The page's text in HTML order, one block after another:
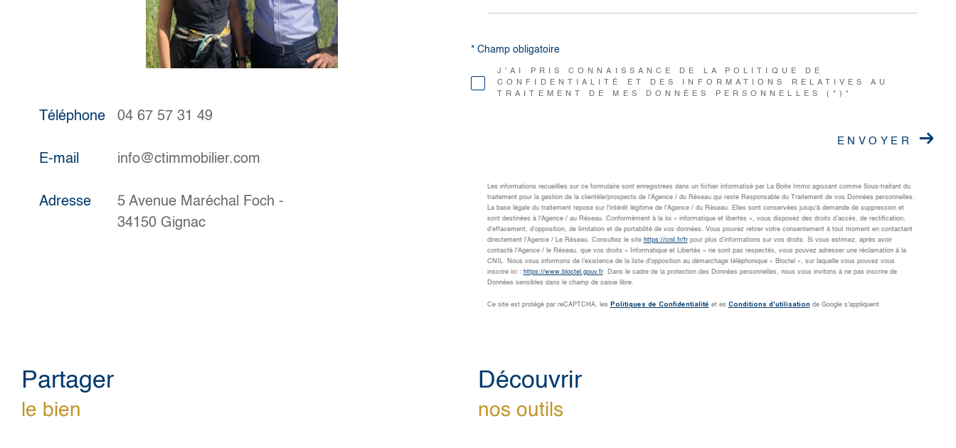
Téléphone 04 67 57 31 49
E-mail info@ctimmobilier.com
Adresse
5 Avenue Maréchal Foch -
34150 Gignac
J'AI PRIS CONNAISSANCE DE LA POLITIQUE DE
CONFIDENTIALITÉ ET DES INFORMATIONS RELATIVES AU
TRAITEMENT DE MES DONNÉES PERSONNELLES (*)*
* Champ obligatoire
ENVOYER
Les informations recueillies sur ce formulaire sont enregistrées dans un fichier informatisé par La Boite Immo agissant comme Sous-traitant du
traitement pour la gestion de la clientèle/prospects de l'Agence / du Réseau qui reste Responsable du Traitement de vos Données personnelles.
La base légale du traitement repose sur l'intérêt légitime de l'Agence / du Réseau. Elles sont conservées jusqu'à demande de suppression et
sont destinées à l'Agence / au Réseau. Conformément à la loi « informatique et libertés », vous disposez des droits d’accès, de rectification,
d’effacement, d’opposition, de limitation et de portabilité de vos données. Vous pouvez retirer votre consentement à tout moment en contactant
directement l’Agence / Le Réseau. Consultez le site https://cnil.fr/frpour plus d’informations sur vos droits. Si vous estimez, après avoir
contacté l'Agence / le Réseau, que vos droits « Informatique et Libertés » ne sont pas respectés, vous pouvez adresser une réclamation à la
CNIL. Nous vous informons de l’existence de la liste d'opposition au démarchage téléphonique « Bloctel », sur laquelle vous pouvez vous
inscrire ici : https://www.bloctel.gouv.fr. Dans le cadre de la protection des Données personnelles, nous vous invitons à ne pas inscrire de
Données sensibles dans le champ de saisie libre.
Ce site est protégé par reCAPTCHA, les Politiques de Confidentialité et es Conditions d'utilisation de Google s'appliquent.
partager
le bien
découvrir
nos outils